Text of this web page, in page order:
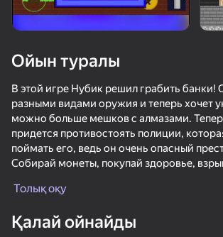
Ойын туралы
В этой игре Нубик решил грабить банки!
разными видами оружия и теперь хочет украсть как
можно больше мешков с алмазами.
придется противостоять полиции,
поймать его, ведь он очень опасный
Собирай монеты, покупай здоровье,
1. Много видов оружия(автомат,
Толық оқу
Қалай ойнайды